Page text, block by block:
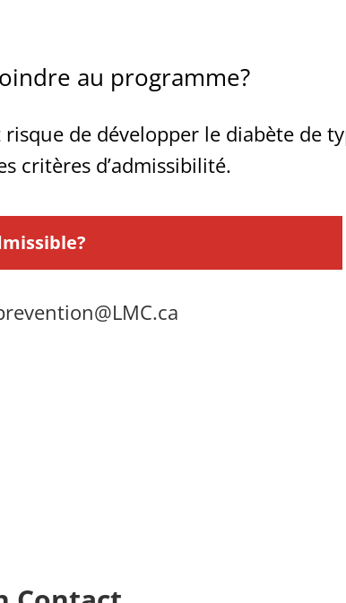
au programme?
de développer le diabète de
critères d’admissibilité.